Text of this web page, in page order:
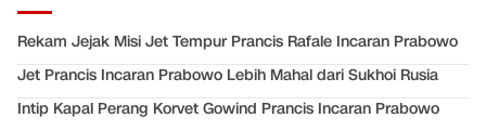
Rekam Jejak Misi Jet Tempur Prancis Rafale Incaran Prabowo
Jet Prancis Incaran Prabowo Lebih Mahal dari Sukhoi Rusia
Intip Kapal Perang Korvet Gowind Prancis Incaran Prabowo